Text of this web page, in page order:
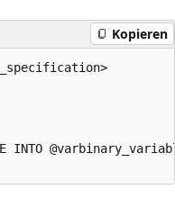
Kopieren
INTO